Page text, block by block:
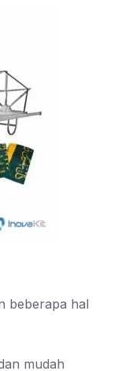
beberapa hal
mudah